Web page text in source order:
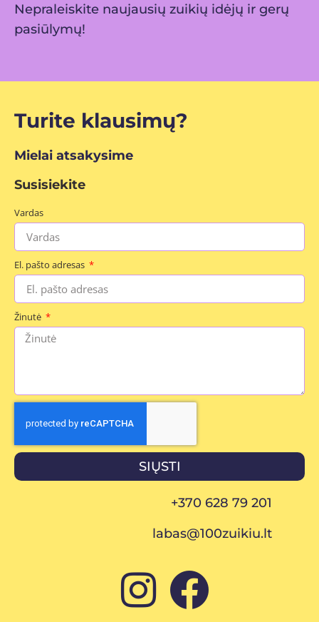
Nepraleiskite naujausių zuikių idėjų ir gerų
pasiūlymų!
Turite klausimų?
Mielai atsakysime
Susisiekite
Vardas
El. pašto adresas
Žinutė
SIŲSTI
+370 628 79 201
labas@100zuikiu.lt